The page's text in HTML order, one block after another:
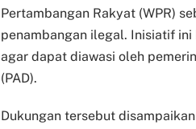
Pertambangan Rakyat (WPR)
penambangan ilegal. Inisiatif
agar dapat diawasi oleh
(PAD).
Dukungan tersebut